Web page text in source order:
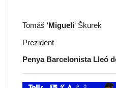
Tomáš ‘Migueli‘ Škurek
Prezident
Penya Barcelonista Lleó